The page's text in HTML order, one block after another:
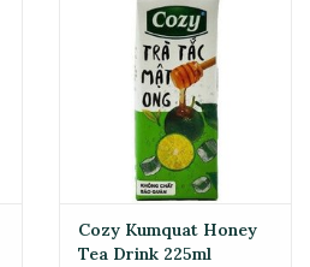
Cozy Kumquat Honey
Tea Drink 225ml